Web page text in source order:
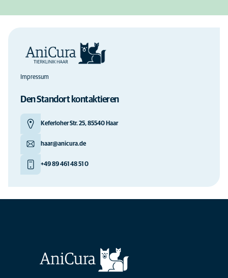
Impressum
Den Standort kontaktieren
Keferloher Str. 25, 85540 Haar
haar@anicura.de
+49 89 461 48 51 0